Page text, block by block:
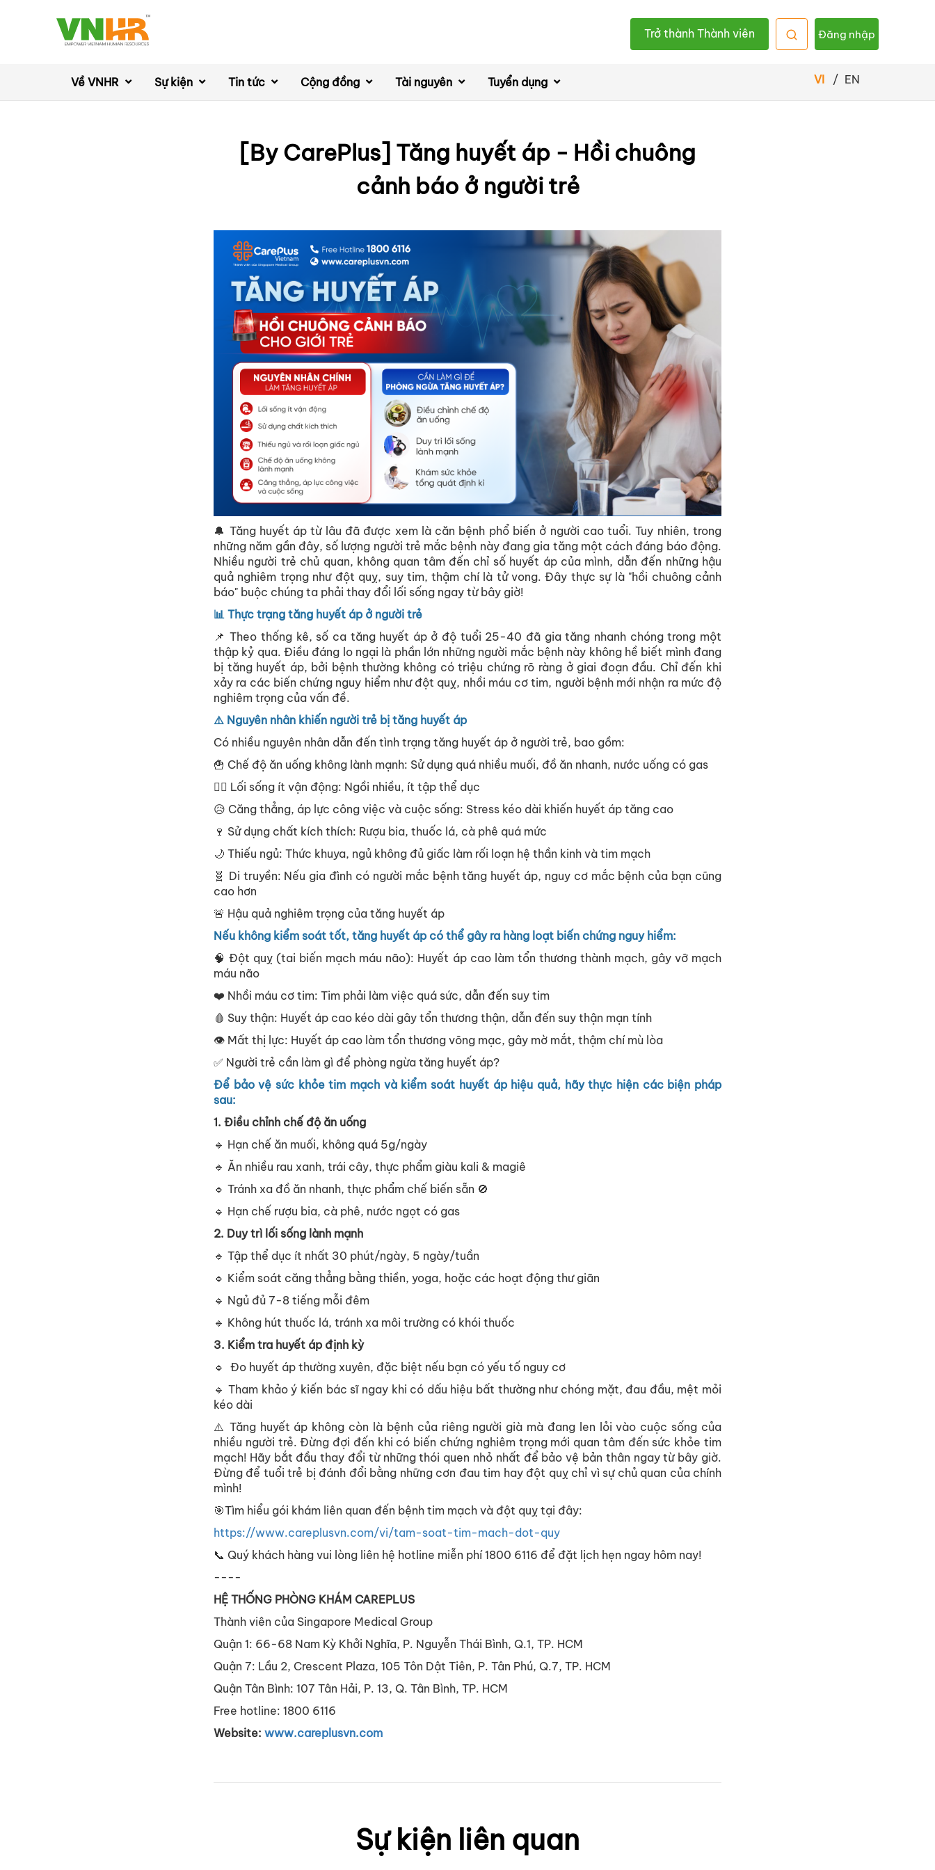
Trở thành Thành viên Đăng nhập
Về VNHR Sự kiện Tin tức Cộng đồng Tài nguyên Tuyển dụng VI / EN
[By CarePlus] Tăng huyết áp - Hồi chuông
cảnh báo ở người trẻ
🔔 Tăng huyết áp từ lâu đã được xem là căn bệnh phổ biến ở người cao tuổi. Tuy nhiên, trong
những năm gần đây, số lượng người trẻ mắc bệnh này đang gia tăng một cách đáng báo động.
Nhiều người trẻ chủ quan, không quan tâm đến chỉ số huyết áp của mình, dẫn đến những hậu
quả nghiêm trọng như đột quỵ, suy tim, thậm chí là tử vong. Đây thực sự là "hồi chuông cảnh
báo" buộc chúng ta phải thay đổi lối sống ngay từ bây giờ!
📊 Thực trạng tăng huyết áp ở người trẻ
📌 Theo thống kê, số ca tăng huyết áp ở độ tuổi 25-40 đã gia tăng nhanh chóng trong một
thập kỷ qua. Điều đáng lo ngại là phần lớn những người mắc bệnh này không hề biết mình đang
bị tăng huyết áp, bởi bệnh thường không có triệu chứng rõ ràng ở giai đoạn đầu. Chỉ đến khi
xảy ra các biến chứng nguy hiểm như đột quỵ, nhồi máu cơ tim, người bệnh mới nhận ra mức độ
nghiêm trọng của vấn đề.
⚠️ Nguyên nhân khiến người trẻ bị tăng huyết áp
Có nhiều nguyên nhân dẫn đến tình trạng tăng huyết áp ở người trẻ, bao gồm:
🍟 Chế độ ăn uống không lành mạnh: Sử dụng quá nhiều muối, đồ ăn nhanh, nước uống có gas
🏃‍♂️ Lối sống ít vận động: Ngồi nhiều, ít tập thể dục
😥 Căng thẳng, áp lực công việc và cuộc sống: Stress kéo dài khiến huyết áp tăng cao
🍷 Sử dụng chất kích thích: Rượu bia, thuốc lá, cà phê quá mức
🌙 Thiếu ngủ: Thức khuya, ngủ không đủ giấc làm rối loạn hệ thần kinh và tim mạch
🧬 Di truyền: Nếu gia đình có người mắc bệnh tăng huyết áp, nguy cơ mắc bệnh của bạn cũng
cao hơn
🚨 Hậu quả nghiêm trọng của tăng huyết áp
Nếu không kiểm soát tốt, tăng huyết áp có thể gây ra hàng loạt biến chứng nguy hiểm:
🧠 Đột quỵ (tai biến mạch máu não): Huyết áp cao làm tổn thương thành mạch, gây vỡ mạch
máu não
❤️ Nhồi máu cơ tim: Tim phải làm việc quá sức, dẫn đến suy tim
🩸 Suy thận: Huyết áp cao kéo dài gây tổn thương thận, dẫn đến suy thận mạn tính
👁️ Mất thị lực: Huyết áp cao làm tổn thương võng mạc, gây mờ mắt, thậm chí mù lòa
✅ Người trẻ cần làm gì để phòng ngừa tăng huyết áp?
Để bảo vệ sức khỏe tim mạch và kiểm soát huyết áp hiệu quả, hãy thực hiện các biện pháp
sau:
1. Điều chỉnh chế độ ăn uống
🔹 Hạn chế ăn muối, không quá 5g/ngày
🔹 Ăn nhiều rau xanh, trái cây, thực phẩm giàu kali & magiê
🔹 Tránh xa đồ ăn nhanh, thực phẩm chế biến sẵn 🚫
🔹 Hạn chế rượu bia, cà phê, nước ngọt có gas
2. Duy trì lối sống lành mạnh
🔹 Tập thể dục ít nhất 30 phút/ngày, 5 ngày/tuần
🔹 Kiểm soát căng thẳng bằng thiền, yoga, hoặc các hoạt động thư giãn
🔹 Ngủ đủ 7-8 tiếng mỗi đêm
🔹 Không hút thuốc lá, tránh xa môi trường có khói thuốc
3. Kiểm tra huyết áp định kỳ
🔹 Đo huyết áp thường xuyên, đặc biệt nếu bạn có yếu tố nguy cơ
🔹 Tham khảo ý kiến bác sĩ ngay khi có dấu hiệu bất thường như chóng mặt, đau đầu, mệt mỏi
kéo dài
⚠️ Tăng huyết áp không còn là bệnh của riêng người già mà đang len lỏi vào cuộc sống của
nhiều người trẻ. Đừng đợi đến khi có biến chứng nghiêm trọng mới quan tâm đến sức khỏe tim
mạch! Hãy bắt đầu thay đổi từ những thói quen nhỏ nhất để bảo vệ bản thân ngay từ bây giờ.
Đừng để tuổi trẻ bị đánh đổi bằng những cơn đau tim hay đột quỵ chỉ vì sự chủ quan của chính
mình!
🎯Tìm hiểu gói khám liên quan đến bệnh tim mạch và đột quỵ tại đây:
https://www.careplusvn.com/vi/tam-soat-tim-mach-dot-quy
📞 Quý khách hàng vui lòng liên hệ hotline miễn phí 1800 6116 để đặt lịch hẹn ngay hôm nay!
----
HỆ THỐNG PHÒNG KHÁM CAREPLUS
Thành viên của Singapore Medical Group
Quận 1: 66-68 Nam Kỳ Khởi Nghĩa, P. Nguyễn Thái Bình, Q.1, TP. HCM
Quận 7: Lầu 2, Crescent Plaza, 105 Tôn Dật Tiên, P. Tân Phú, Q.7, TP. HCM
Quận Tân Bình: 107 Tân Hải, P. 13, Q. Tân Bình, TP. HCM
Free hotline: 1800 6116
Website: www.careplusvn.com
Sự kiện liên quan